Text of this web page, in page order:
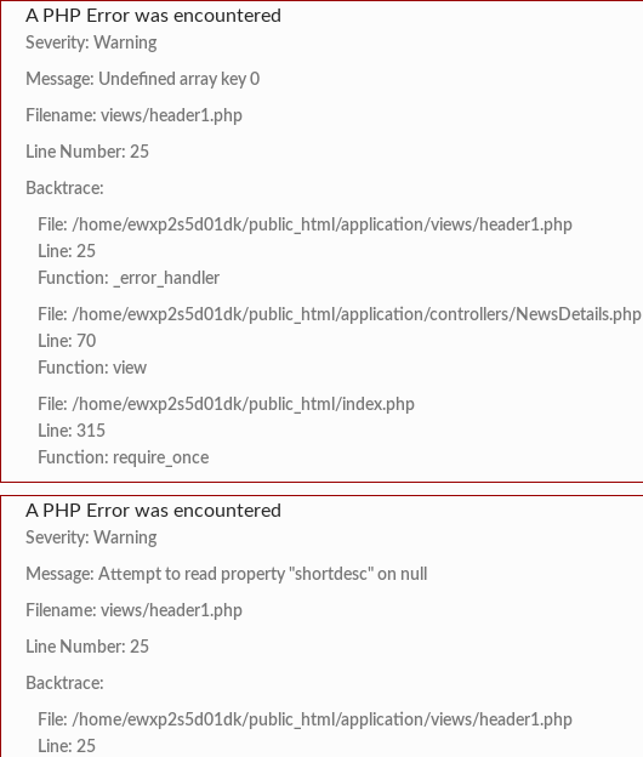
A PHP Error was encountered
Severity: Warning
Message: Undefined array key 0
Filename: views/header1.php
Line Number: 25
Backtrace:
File: /home/ewxp2s5d01dk/public_html/application/views/header1.php
Line: 25
Function: _error_handler
File: /home/ewxp2s5d01dk/public_html/application/controllers/NewsDetails.php
Line: 70
Function: view
File: /home/ewxp2s5d01dk/public_html/index.php
Line: 315
Function: require_once
A PHP Error was encountered
Severity: Warning
Message: Attempt to read property "shortdesc" on null
Filename: views/header1.php
Line Number: 25
Backtrace:
File: /home/ewxp2s5d01dk/public_html/application/views/header1.php
Line: 25